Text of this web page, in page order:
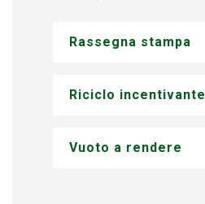
Rassegna stampa
Riciclo incentivante
Vuoto a rendere